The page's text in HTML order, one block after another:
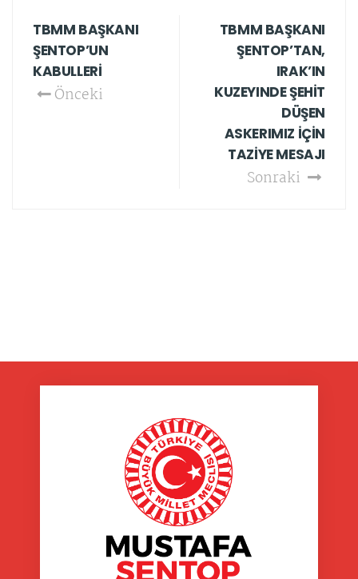
TBMM BAŞKANI
ŞENTOP’UN
KABULLERİ
Önceki
TBMM BAŞKANI
ŞENTOP’TAN,
IRAK’IN
KUZEYINDE ŞEHİT
DÜŞEN
ASKERIMIZ İÇİN
TAZİYE MESAJI
Sonraki